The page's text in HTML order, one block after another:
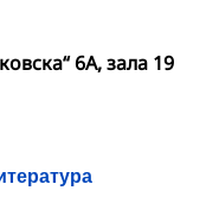
6А, зала 19